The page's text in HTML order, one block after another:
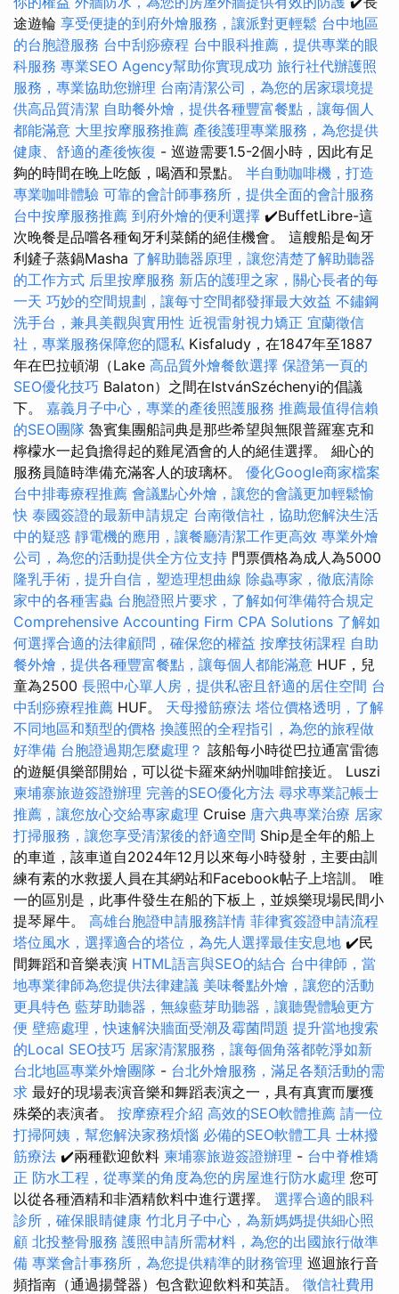
途遊輪 享受便捷的到府外燴服務，讓派對更輕鬆 台中地區
的台胞證服務 台中刮痧療程 台中眼科推薦，提供專業的眼
科服務 專業SEO Agency幫助你實現成功 旅行社代辦護照
服務，專業協助您辦理 台南清潔公司，為您的居家環境提
供高品質清潔 自助餐外燴，提供各種豐富餐點，讓每個人
都能滿意 大里按摩服務推薦 產後護理專業服務，為您提供
健康、舒適的產後恢復 - 巡遊需要1.5-2個小時，因此有足
夠的時間在晚上吃飯，喝酒和景點。 半自動咖啡機，打造
專業咖啡體驗 可靠的會計師事務所，提供全面的會計服務
台中按摩服務推薦 到府外燴的便利選擇 ✔️BuffetLibre-這
次晚餐是品嚐各種匈牙利菜餚的絕佳機會。 這艘船是匈牙
利鏟子蒸鍋Masha 了解助聽器原理，讓您清楚了解助聽器
的工作方式 后里按摩服務 新店的護理之家，關心長者的每
一天 巧妙的空間規劃，讓每寸空間都發揮最大效益 不鏽鋼
洗手台，兼具美觀與實用性 近視雷射視力矯正 宜蘭徵信
社，專業服務保障您的隱私 Kisfaludy，在1847年至1887
年在巴拉頓湖（Lake 高品質外燴餐飲選擇 保證第一頁的
SEO優化技巧 Balaton）之間在IstvánSzéchenyi的倡議
下。 嘉義月子中心，專業的產後照護服務 推薦最值得信賴
的SEO團隊 魯賓集團船詞典是那些希望與無限普羅塞克和
檸檬水一起負擔得起的雞尾酒會的人的絕佳選擇。 細心的
服務員隨時準備充滿客人的玻璃杯。 優化Google商家檔案
台中排毒療程推薦 會議點心外燴，讓您的會議更加輕鬆愉
快 泰國簽證的最新申請規定 台南徵信社，協助您解決生活
中的疑惑 靜電機的應用，讓餐廳清潔工作更高效 專業外燴
公司，為您的活動提供全方位支持 門票價格為成人為5000
隆乳手術，提升自信，塑造理想曲線 除蟲專家，徹底清除
家中的各種害蟲 台胞證照片要求，了解如何準備符合規定
Comprehensive Accounting Firm CPA Solutions 了解如
何選擇合適的法律顧問，確保您的權益 按摩技術課程 自助
餐外燴，提供各種豐富餐點，讓每個人都能滿意 HUF，兒
童為2500 長照中心單人房，提供私密且舒適的居住空間 台
中刮痧療程推薦 HUF。 天母撥筋療法 塔位價格透明，了解
不同地區和類型的價格 換護照的全程指引，為您的旅程做
好準備 台胞證過期怎麼處理？ 該船每小時從巴拉通富雷德
的遊艇俱樂部開始，可以從卡羅來納州咖啡館接近。 Luszi
柬埔寨旅遊簽證辦理 完善的SEO優化方法 尋求專業記帳士
推薦，讓您放心交給專家處理 Cruise 唐六典專業治療 居家
打掃服務，讓您享受清潔後的舒適空間 Ship是全年的船上
的車道，該車道自2024年12月以來每小時發射，主要由訓
練有素的水救援人員在其網站和Facebook帖子上培訓。 唯
一的區別是，此事件發生在船的下板上，並娛樂現場民間小
提琴犀牛。 高雄台胞證申請服務詳情 菲律賓簽證申請流程
塔位風水，選擇適合的塔位，為先人選擇最佳安息地 ✔️民
間舞蹈和音樂表演 HTML語言與SEO的結合 台中律師，當
地專業律師為您提供法律建議 美味餐點外燴，讓您的活動
更具特色 藍芽助聽器，無線藍芽助聽器，讓聽覺體驗更方
便 壁癌處理，快速解決牆面受潮及霉菌問題 提升當地搜索
的Local SEO技巧 居家清潔服務，讓每個角落都乾淨如新
台北地區專業外燴團隊 - 台北外燴服務，滿足各類活動的需
求 最好的現場表演音樂和舞蹈表演之一，具有真實而屢獲
殊榮的表演者。 按摩療程介紹 高效的SEO軟體推薦 請一位
打掃阿姨，幫您解決家務煩惱 必備的SEO軟體工具 士林撥
筋療法 ✔️兩種歡迎飲料 柬埔寨旅遊簽證辦理 - 台中脊椎矯
正 防水工程，從專業的角度為您的房屋進行防水處理 您可
以從各種酒精和非酒精飲料中進行選擇。 選擇合適的眼科
診所，確保眼睛健康 竹北月子中心，為新媽媽提供細心照
顧 北投整骨服務 護照申請所需材料，為您的出國旅行做準
備 專業會計事務所，為您提供精準的財務管理 巡迴旅行音
頻指南（通過揚聲器）包含歡迎飲料和英語。 徵信社費用